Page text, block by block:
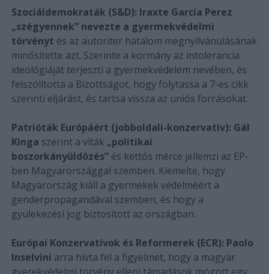
Szociáldemokraták (S&D): Iraxte García Perez
„szégyennek” nevezte a gyermekvédelmi
törvényt és az autoriter hatalom megnyilvánulásának
minősítette azt. Szerinte a kormány az intolerancia
ideológiáját terjeszti a gyermekvédelem nevében, és
felszólította a Bizottságot, hogy folytassa a 7-es cikk
szerinti eljárást, és tartsa vissza az uniós forrásokat.
Patrióták Európáért (jobboldali-konzervatív): Gál
Kinga szerint a viták „politikai
boszorkányüldözés” és kettős mérce jellemzi az EP-
ben Magyarországgal szemben. Kiemelte, hogy
Magyarország kiáll a gyermekek védelméért a
genderpropagandával szemben, és hogy a
gyülekezési jog biztosított az országban.
Európai Konzervatívok és Reformerek (ECR): Paolo
Inselvini arra hívta fel a figyelmet, hogy a magyar